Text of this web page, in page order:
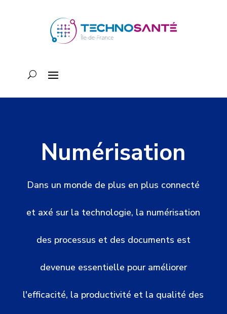
Numérisation
Dans un monde de plus en plus connecté
et axé sur la technologie, la numérisation
des processus et des documents est
devenue essentielle pour améliorer
l'efficacité, la productivité et la qualité des